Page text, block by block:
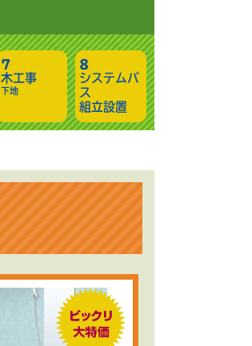
木工事
下地
システムバ
ス
組立設置